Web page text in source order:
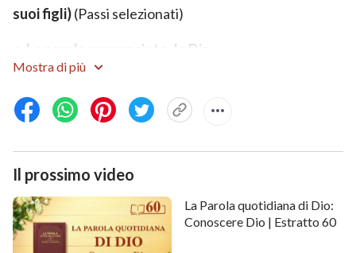
suoi figli)(Passi selezionati)
a. Le parole pronunciate da Dio
Mio servo Giobbe? Non ce n’è un altro sulla terra che
Giobbe 1:12 E Jahvè disse a Satana: “Ebbene! Tutto
quello che possiede è in tuo potere; soltanto, non
stender la mano sulla sua persona”. E Satana si ritirò
dalla presenza di Jahvè.
Mostra di più
Il prossimo video
La Parola quotidiana di Dio:
Conoscere Dio | Estratto 60